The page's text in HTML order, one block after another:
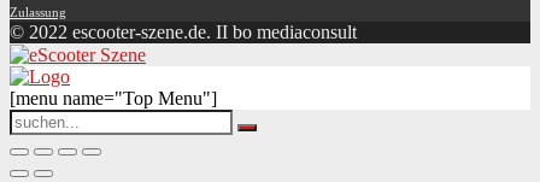
Zulassung
© 2022 escooter-szene.de. II bo mediaconsult
[menu name="Top Menu"]